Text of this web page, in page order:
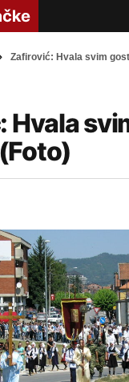
Zafirović: Hvala svim
Hvala